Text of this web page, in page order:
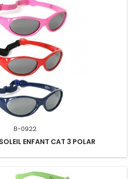
B-0922
ENFANT CAT 3 POLAR